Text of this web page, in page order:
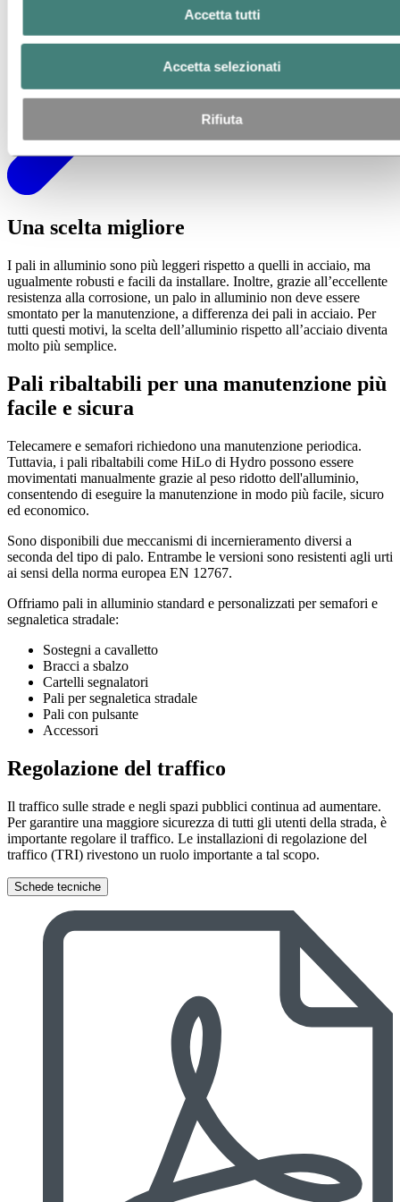
Accetta tutti
Accetta selezionati
Rifiuta
Una scelta migliore
I pali in alluminio sono più leggeri rispetto a quelli in acciaio, ma
ugualmente robusti e facili da installare. Inoltre, grazie all’eccellente
resistenza alla corrosione, un palo in alluminio non deve essere
smontato per la manutenzione, a differenza dei pali in acciaio. Per
tutti questi motivi, la scelta dell’alluminio rispetto all’acciaio diventa
molto più semplice.
Pali ribaltabili per una manutenzione più
facile e sicura
Telecamere e semafori richiedono una manutenzione periodica.
Tuttavia, i pali ribaltabili come HiLo di Hydro possono essere
movimentati manualmente grazie al peso ridotto dell'alluminio,
consentendo di eseguire la manutenzione in modo più facile, sicuro
ed economico.
Sono disponibili due meccanismi di incernieramento diversi a
seconda del tipo di palo. Entrambe le versioni sono resistenti agli urti
ai sensi della norma europea EN 12767.
Offriamo pali in alluminio standard e personalizzati per semafori e
segnaletica stradale:
Sostegni a cavalletto
Bracci a sbalzo
Cartelli segnalatori
Pali per segnaletica stradale
Pali con pulsante
Accessori
Regolazione del traffico
Il traffico sulle strade e negli spazi pubblici continua ad aumentare.
Per garantire una maggiore sicurezza di tutti gli utenti della strada, è
importante regolare il traffico. Le installazioni di regolazione del
traffico (TRI) rivestono un ruolo importante a tal scopo.
Schede tecniche